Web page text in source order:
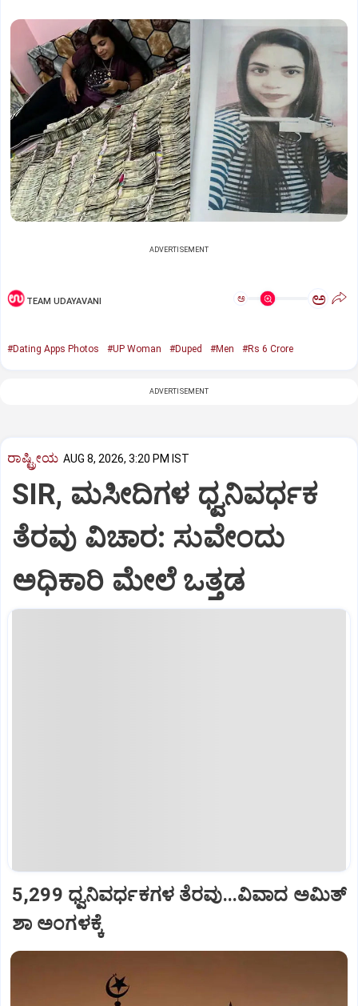
ADVERTISEMENT
TEAM UDAYAVANI ಅ ಅ
#Dating Apps Photos #UP Woman #Duped #Men #Rs 6 Crore
ADVERTISEMENT
ರಾಷ್ಟ್ರೀಯ AUG 8, 2026, 3:20 PM IST
SIR, ಮಸೀದಿಗಳ ಧ್ವನಿವರ್ಧಕ
ತೆರವು ವಿಚಾರ: ಸುವೇಂದು
ಅಧಿಕಾರಿ ಮೇಲೆ ಒತ್ತಡ
5,299 ಧ್ವನಿವರ್ಧಕಗಳ ತೆರವು...ವಿವಾದ ಅಮಿತ್
ಶಾ ಅಂಗಳಕ್ಕೆ